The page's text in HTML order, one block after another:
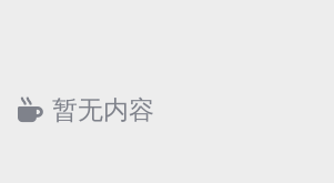
暂无内容